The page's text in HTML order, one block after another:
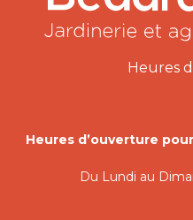
Heures
Heures d’ouverture
Du Lundi au